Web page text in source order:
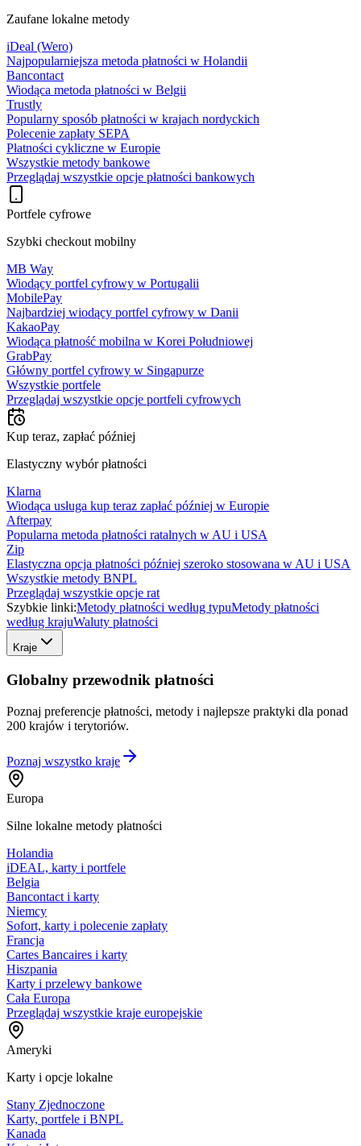
Zaufane lokalne metody
iDeal (Wero)
Najpopularniejsza metoda płatności w Holandii
Bancontact
Wiodąca metoda płatności w Belgii
Trustly
Popularny sposób płatności w krajach nordyckich
Polecenie zapłaty SEPA
Płatności cykliczne w Europie
Wszystkie metody bankowe
Przeglądaj wszystkie opcje płatności bankowych
Portfele cyfrowe
Szybki checkout mobilny
MB Way
Wiodący portfel cyfrowy w Portugalii
MobilePay
Najbardziej wiodący portfel cyfrowy w Danii
KakaoPay
Wiodąca płatność mobilna w Korei Południowej
GrabPay
Główny portfel cyfrowy w Singapurze
Wszystkie portfele
Przeglądaj wszystkie opcje portfeli cyfrowych
Kup teraz, zapłać później
Elastyczny wybór płatności
Klarna
Wiodąca usługa kup teraz zapłać później w Europie
Afterpay
Popularna metoda płatności ratalnych w AU i USA
Zip
Elastyczna opcja płatności później szeroko stosowana w AU i USA
Wszystkie metody BNPL
Przeglądaj wszystkie opcje rat
Szybkie linki:Metody płatności według typuMetody płatności
według krajuWaluty płatności
Kraje
Globalny przewodnik płatności
Poznaj preferencje płatności, metody i najlepsze praktyki dla ponad
200 krajów i terytoriów.
Poznaj wszystko kraje
Europa
Silne lokalne metody płatności
Holandia
iDEAL, karty i portfele
Belgia
Bancontact i karty
Niemcy
Sofort, karty i polecenie zapłaty
Francja
Cartes Bancaires i karty
Hiszpania
Karty i przelewy bankowe
Cała Europa
Przeglądaj wszystkie kraje europejskie
Ameryki
Karty i opcje lokalne
Stany Zjednoczone
Karty, portfele i BNPL
Kanada